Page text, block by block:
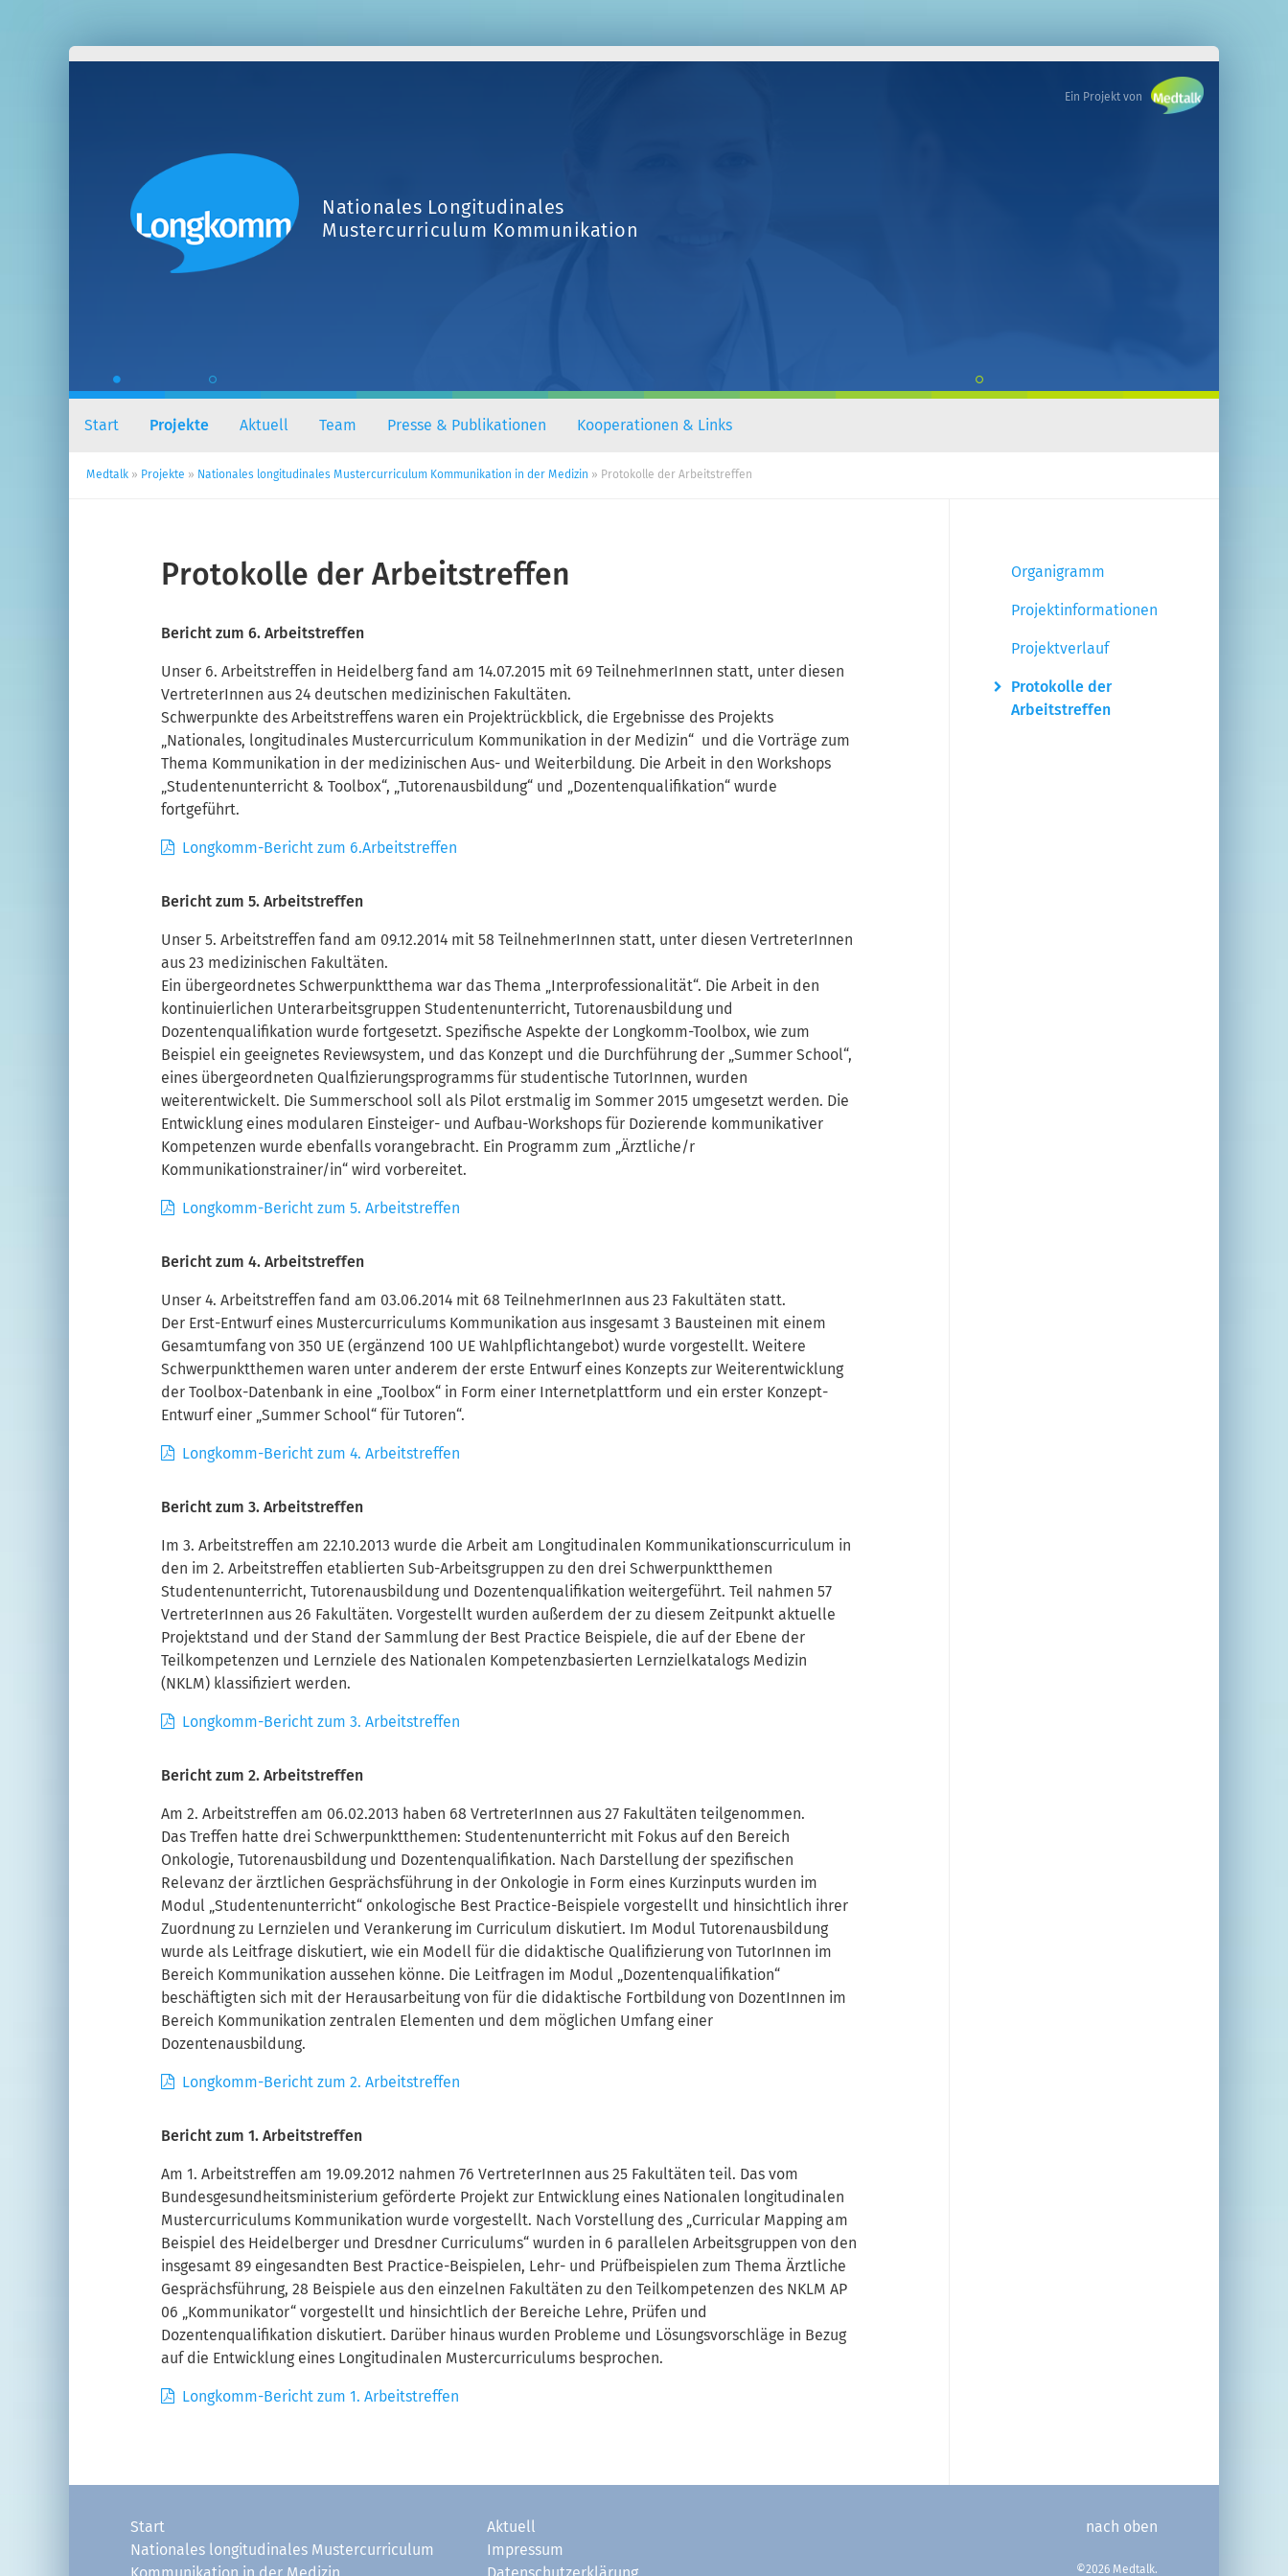
Nationales Longitudinales
Mustercurriculum Kommunikation
Ein Projekt von
Start Projekte Aktuell Team Presse & Publikationen Kooperationen & Links
Medtalk » Projekte » Nationales longitudinales Mustercurriculum Kommunikation in der Medizin » Protokolle der Arbeitstreffen
Protokolle der Arbeitstreffen
Bericht zum 6. Arbeitstreffen
Unser 6. Arbeitstreffen in Heidelberg fand am 14.07.2015 mit 69 TeilnehmerInnen statt, unter diesen
VertreterInnen aus 24 deutschen medizinischen Fakultäten.
Schwerpunkte des Arbeitstreffens waren ein Projektrückblick, die Ergebnisse des Projekts
„Nationales, longitudinales Mustercurriculum Kommunikation in der Medizin“ und die Vorträge zum
Thema Kommunikation in der medizinischen Aus- und Weiterbildung. Die Arbeit in den Workshops
„Studentenunterricht & Toolbox“, „Tutorenausbildung“ und „Dozentenqualifikation“ wurde
fortgeführt.
Longkomm-Bericht zum 6.Arbeitstreffen
Bericht zum 5. Arbeitstreffen
Unser 5. Arbeitstreffen fand am 09.12.2014 mit 58 TeilnehmerInnen statt, unter diesen VertreterInnen
aus 23 medizinischen Fakultäten.
Ein übergeordnetes Schwerpunktthema war das Thema „Interprofessionalität“. Die Arbeit in den
kontinuierlichen Unterarbeitsgruppen Studentenunterricht, Tutorenausbildung und
Dozentenqualifikation wurde fortgesetzt. Spezifische Aspekte der Longkomm-Toolbox, wie zum
Beispiel ein geeignetes Reviewsystem, und das Konzept und die Durchführung der „Summer School“,
eines übergeordneten Qualfizierungsprogramms für studentische TutorInnen, wurden
weiterentwickelt. Die Summerschool soll als Pilot erstmalig im Sommer 2015 umgesetzt werden. Die
Entwicklung eines modularen Einsteiger- und Aufbau-Workshops für Dozierende kommunikativer
Kompetenzen wurde ebenfalls vorangebracht. Ein Programm zum „Ärztliche/r
Kommunikationstrainer/in“ wird vorbereitet.
Longkomm-Bericht zum 5. Arbeitstreffen
Bericht zum 4. Arbeitstreffen
Unser 4. Arbeitstreffen fand am 03.06.2014 mit 68 TeilnehmerInnen aus 23 Fakultäten statt.
Der Erst-Entwurf eines Mustercurriculums Kommunikation aus insgesamt 3 Bausteinen mit einem
Gesamtumfang von 350 UE (ergänzend 100 UE Wahlpflichtangebot) wurde vorgestellt. Weitere
Schwerpunktthemen waren unter anderem der erste Entwurf eines Konzepts zur Weiterentwicklung
der Toolbox-Datenbank in eine „Toolbox“ in Form einer Internetplattform und ein erster Konzept-
Entwurf einer „Summer School“ für Tutoren“.
Longkomm-Bericht zum 4. Arbeitstreffen
Bericht zum 3. Arbeitstreffen
Im 3. Arbeitstreffen am 22.10.2013 wurde die Arbeit am Longitudinalen Kommunikationscurriculum in
den im 2. Arbeitstreffen etablierten Sub-Arbeitsgruppen zu den drei Schwerpunktthemen
Studentenunterricht, Tutorenausbildung und Dozentenqualifikation weitergeführt. Teil nahmen 57
VertreterInnen aus 26 Fakultäten. Vorgestellt wurden außerdem der zu diesem Zeitpunkt aktuelle
Projektstand und der Stand der Sammlung der Best Practice Beispiele, die auf der Ebene der
Teilkompetenzen und Lernziele des Nationalen Kompetenzbasierten Lernzielkatalogs Medizin
(NKLM) klassifiziert werden.
Longkomm-Bericht zum 3. Arbeitstreffen
Bericht zum 2. Arbeitstreffen
Am 2. Arbeitstreffen am 06.02.2013 haben 68 VertreterInnen aus 27 Fakultäten teilgenommen.
Das Treffen hatte drei Schwerpunktthemen: Studentenunterricht mit Fokus auf den Bereich
Onkologie, Tutorenausbildung und Dozentenqualifikation. Nach Darstellung der spezifischen
Relevanz der ärztlichen Gesprächsführung in der Onkologie in Form eines Kurzinputs wurden im
Modul „Studentenunterricht“ onkologische Best Practice-Beispiele vorgestellt und hinsichtlich ihrer
Zuordnung zu Lernzielen und Verankerung im Curriculum diskutiert. Im Modul Tutorenausbildung
wurde als Leitfrage diskutiert, wie ein Modell für die didaktische Qualifizierung von TutorInnen im
Bereich Kommunikation aussehen könne. Die Leitfragen im Modul „Dozentenqualifikation“
beschäftigten sich mit der Herausarbeitung von für die didaktische Fortbildung von DozentInnen im
Bereich Kommunikation zentralen Elementen und dem möglichen Umfang einer
Dozentenausbildung.
Longkomm-Bericht zum 2. Arbeitstreffen
Bericht zum 1. Arbeitstreffen
Am 1. Arbeitstreffen am 19.09.2012 nahmen 76 VertreterInnen aus 25 Fakultäten teil. Das vom
Bundesgesundheitsministerium geförderte Projekt zur Entwicklung eines Nationalen longitudinalen
Mustercurriculums Kommunikation wurde vorgestellt. Nach Vorstellung des „Curricular Mapping am
Beispiel des Heidelberger und Dresdner Curriculums“ wurden in 6 parallelen Arbeitsgruppen von den
insgesamt 89 eingesandten Best Practice-Beispielen, Lehr- und Prüfbeispielen zum Thema Ärztliche
Gesprächsführung, 28 Beispiele aus den einzelnen Fakultäten zu den Teilkompetenzen des NKLM AP
06 „Kommunikator“ vorgestellt und hinsichtlich der Bereiche Lehre, Prüfen und
Dozentenqualifikation diskutiert. Darüber hinaus wurden Probleme und Lösungsvorschläge in Bezug
auf die Entwicklung eines Longitudinalen Mustercurriculums besprochen.
Longkomm-Bericht zum 1. Arbeitstreffen
Organigramm
Projektinformationen
Projektverlauf
Protokolle der
Arbeitstreffen
Start
Nationales longitudinales Mustercurriculum
Aktuell
Impressum
nach oben
©2026 Medtalk.